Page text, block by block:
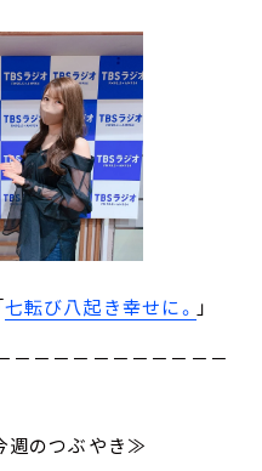
七転び八起き幸せに。 」
－－－－－－－－－－－
週のつぶやき≫